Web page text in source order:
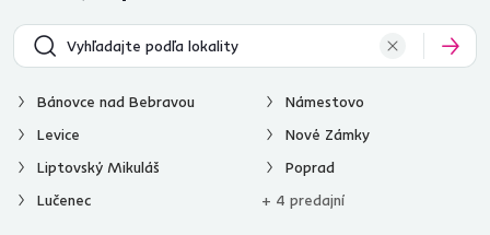
Bánovce nad Bebravou
Levice
Liptovský Mikuláš
Lučenec
Námestovo
Nové Zámky
Poprad
+ 4 predajní